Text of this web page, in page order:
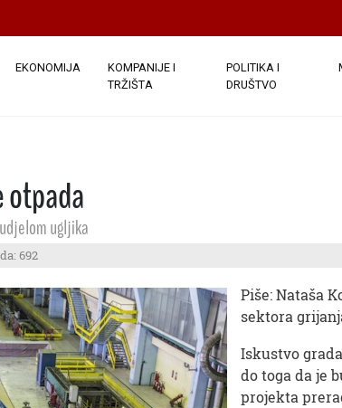
EKONOMIJA
KOMPANIJE I
TRŽIŠTA
POLITIKA I
DRUŠTVO
otpada
ugljika
692
Piše: Nataša
sektora
Iskustvo
do toga da je
projekta